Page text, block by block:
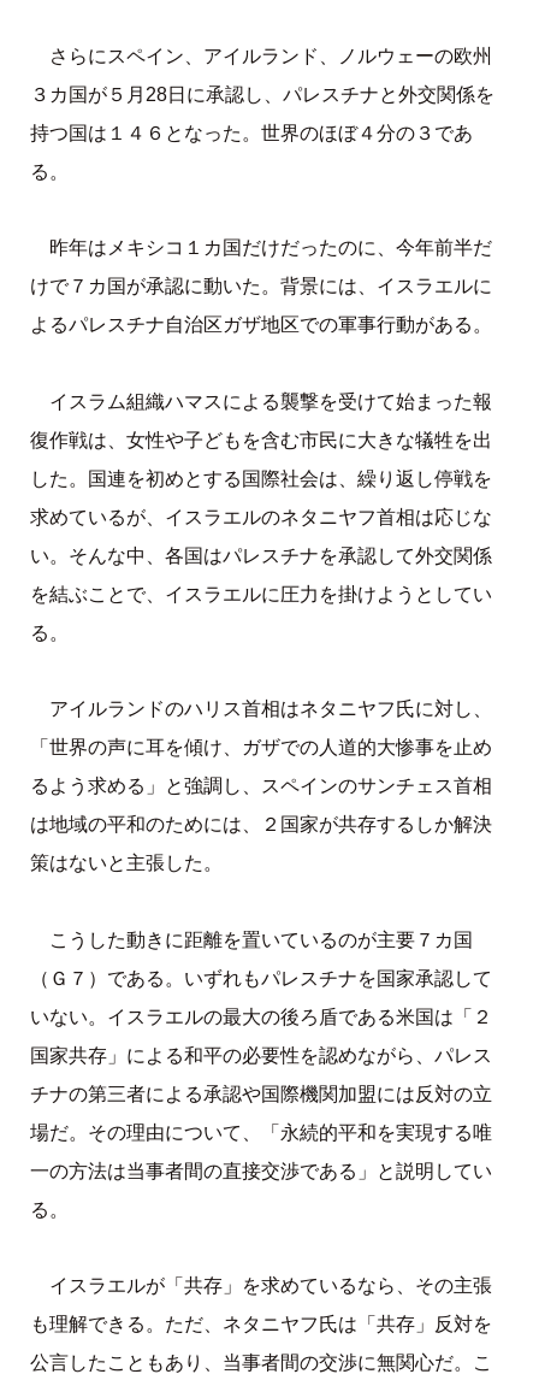
さらにスペイン、アイルランド、ノルウェーの欧州
３カ国が５月28日に承認し、パレスチナと外交関係を
持つ国は１４６となった。世界のほぼ４分の３であ
る。
昨年はメキシコ１カ国だけだったのに、今年前半だ
けで７カ国が承認に動いた。背景には、イスラエルに
よるパレスチナ自治区ガザ地区での軍事行動がある。
イスラム組織ハマスによる襲撃を受けて始まった報
復作戦は、女性や子どもを含む市民に大きな犠牲を出
した。国連を初めとする国際社会は、繰り返し停戦を
求めているが、イスラエルのネタニヤフ首相は応じな
い。そんな中、各国はパレスチナを承認して外交関係
を結ぶことで、イスラエルに圧力を掛けようとしてい
る。
アイルランドのハリス首相はネタニヤフ氏に対し、
「世界の声に耳を傾け、ガザでの人道的大惨事を止め
るよう求める」と強調し、スペインのサンチェス首相
は地域の平和のためには、２国家が共存するしか解決
策はないと主張した。
こうした動きに距離を置いているのが主要７カ国
（Ｇ７）である。いずれもパレスチナを国家承認して
いない。イスラエルの最大の後ろ盾である米国は「２
国家共存」による和平の必要性を認めながら、パレス
チナの第三者による承認や国際機関加盟には反対の立
場だ。その理由について、「永続的平和を実現する唯
一の方法は当事者間の直接交渉である」と説明してい
る。
イスラエルが「共存」を求めているなら、その主張
も理解できる。ただ、ネタニヤフ氏は「共存」反対を
公言したこともあり、当事者間の交渉に無関心だ。こ